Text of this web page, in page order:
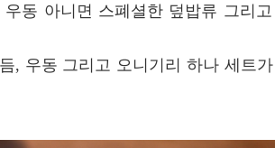
우동 아니면 스폐셜한 덮밥류 그리고
, 우동 그리고 오니기리 하나 세트가